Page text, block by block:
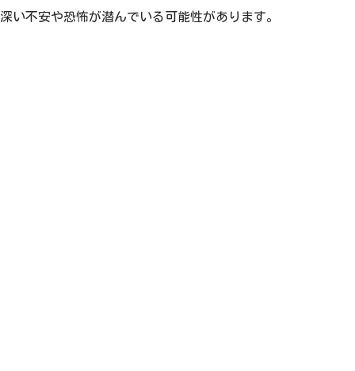
深い不安や恐怖が潜んでいる可能性があります。